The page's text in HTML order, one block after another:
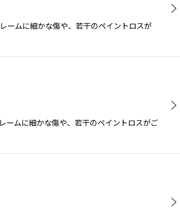
ームに細かな傷や、若干のペイントロスが
ームに細かな傷や、若干のペイントロスがご